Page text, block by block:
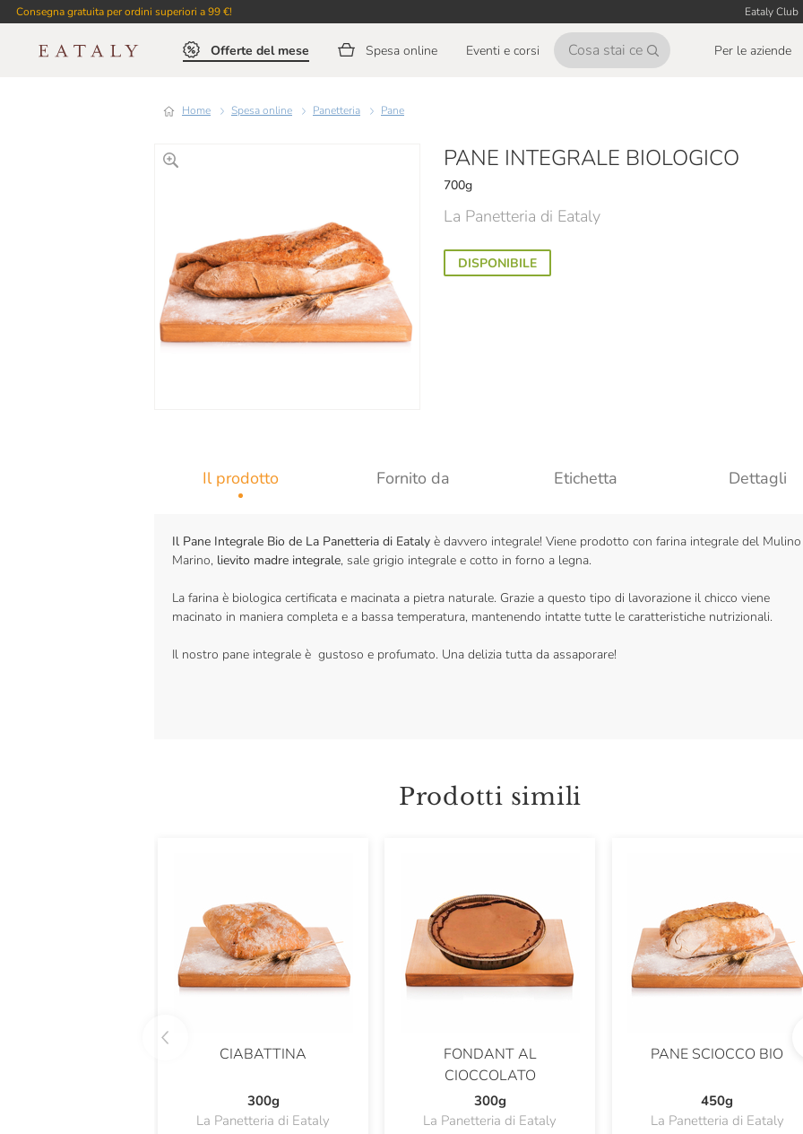
Consegna gratuita per ordini superiori a 99 €! Eataly Club
Offerte del mese Spesa online Eventi e corsi Per le aziende
Home Spesa online Panetteria Pane
PANE INTEGRALE BIOLOGICO
700g
La Panetteria di Eataly
DISPONIBILE
Il prodotto Fornito da Etichetta Dettagli
Il Pane Integrale Bio de La Panetteria di Eataly è davvero integrale! Viene prodotto con farina integrale del Mulino
Marino, lievito madre integrale, sale grigio integrale e cotto in forno a legna.
La farina è biologica certificata e macinata a pietra naturale. Grazie a questo tipo di lavorazione il chicco viene
macinato in maniera completa e a bassa temperatura, mantenendo intatte tutte le caratteristiche nutrizionali.
Il nostro pane integrale è gustoso e profumato. Una delizia tutta da assaporare!
Prodotti simili
CIABATTINA
300g
La Panetteria di Eataly
FONDANT AL
CIOCCOLATO
300g
La Panetteria di Eataly
PANE SCIOCCO BIO
450g
La Panetteria di Eataly